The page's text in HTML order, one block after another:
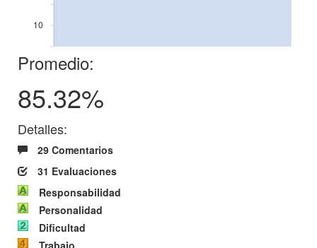
10
Promedio:
85.32%
Detalles:
29 Comentarios
31 Evaluaciones
Responsabilidad
Personalidad
Dificultad
Trabajo